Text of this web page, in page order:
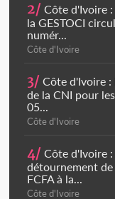
2/ Côte d'Ivoire
la GESTOCI
numér...
Côte d'Ivoire
3/ Côte d'Ivoire :
de la CNI pour
05...
Côte d'Ivoire
4/ Côte d'Ivoire :
détournement
FCFA à la...
Côte d'Ivoire